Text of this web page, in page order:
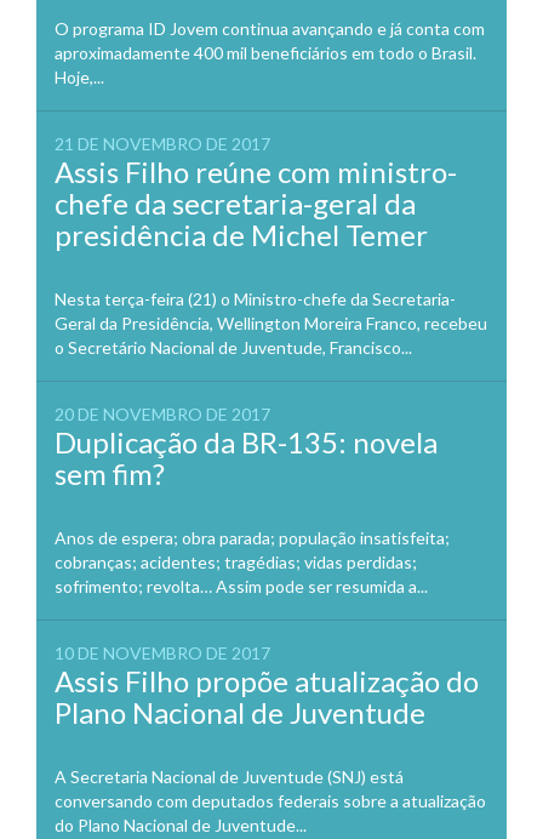
O programa ID Jovem continua avançando e já conta com
aproximadamente 400 mil beneficiários em todo o Brasil.
Hoje,...
21 DE NOVEMBRO DE 2017
Assis Filho reúne com ministro-
chefe da secretaria-geral da
presidência de Michel Temer
Nesta terça-feira (21) o Ministro-chefe da Secretaria-
Geral da Presidência, Wellington Moreira Franco, recebeu
o Secretário Nacional de Juventude, Francisco...
20 DE NOVEMBRO DE 2017
Duplicação da BR-135: novela
sem fim?
Anos de espera; obra parada; população insatisfeita;
cobranças; acidentes; tragédias; vidas perdidas;
sofrimento; revolta… Assim pode ser resumida a...
10 DE NOVEMBRO DE 2017
Assis Filho propõe atualização do
Plano Nacional de Juventude
A Secretaria Nacional de Juventude (SNJ) está
conversando com deputados federais sobre a atualização
do Plano Nacional de Juventude...